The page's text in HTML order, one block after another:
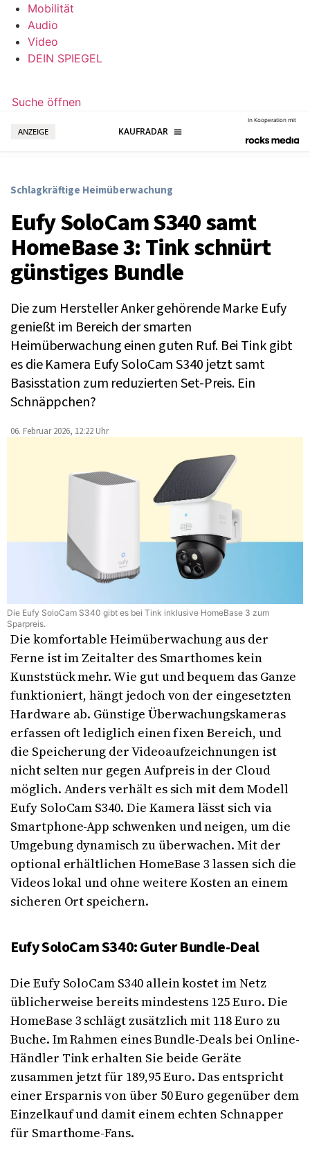
Mobilität
Audio
Video
DEIN SPIEGEL
Suche öffnen
ANZEIGE
In Kooperation mit
Schlagkräftige Heimüberwachung
Eufy SoloCam S340 samt
HomeBase 3: Tink schnürt
günstiges Bundle
Die zum Hersteller Anker gehörende Marke Eufy
genießt im Bereich der smarten
Heimüberwachung einen guten Ruf. Bei Tink gibt
es die Kamera Eufy SoloCam S340 jetzt samt
Basisstation zum reduzierten Set-Preis. Ein
Schnäppchen?
06. Februar 2026, 12:22 Uhr
Die Eufy SoloCam S340 gibt es bei Tink inklusive HomeBase 3 zum
Sparpreis.
Die komfortable Heimüberwachung aus der
Ferne ist im Zeitalter des Smarthomes kein
Kunststück mehr. Wie gut und bequem das Ganze
funktioniert, hängt jedoch von der eingesetzten
Hardware ab. Günstige Überwachungskameras
erfassen oft lediglich einen fixen Bereich, und
die Speicherung der Videoaufzeichnungen ist
nicht selten nur gegen Aufpreis in der Cloud
möglich. Anders verhält es sich mit dem Modell
Eufy SoloCam S340. Die Kamera lässt sich via
Smartphone-App schwenken und neigen, um die
Umgebung dynamisch zu überwachen. Mit der
optional erhältlichen HomeBase 3 lassen sich die
Videos lokal und ohne weitere Kosten an einem
sicheren Ort speichern.
Eufy SoloCam S340: Guter Bundle-Deal
Die Eufy SoloCam S340 allein kostet im Netz
üblicherweise bereits mindestens 125 Euro. Die
HomeBase 3 schlägt zusätzlich mit 118 Euro zu
Buche. Im Rahmen eines Bundle-Deals bei Online-
Händler Tink erhalten Sie beide Geräte
zusammen jetzt für 189,95 Euro. Das entspricht
einer Ersparnis von über 50 Euro gegenüber dem
Einzelkauf und damit einem echten Schnapper
für Smarthome-Fans.